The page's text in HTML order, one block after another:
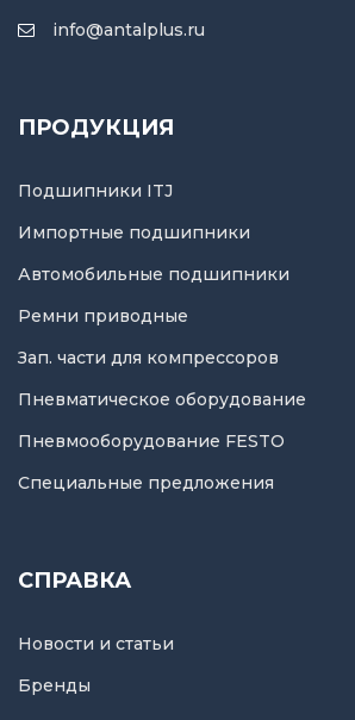
info@antalplus.ru
ПРОДУКЦИЯ
Подшипники ITJ
Импортные подшипники
Автомобильные подшипники
Ремни приводные
Зап. части для компрессоров
Пневматическое оборудование
Пневмооборудование FESTO
Специальные предложения
СПРАВКА
Новости и статьи
Бренды